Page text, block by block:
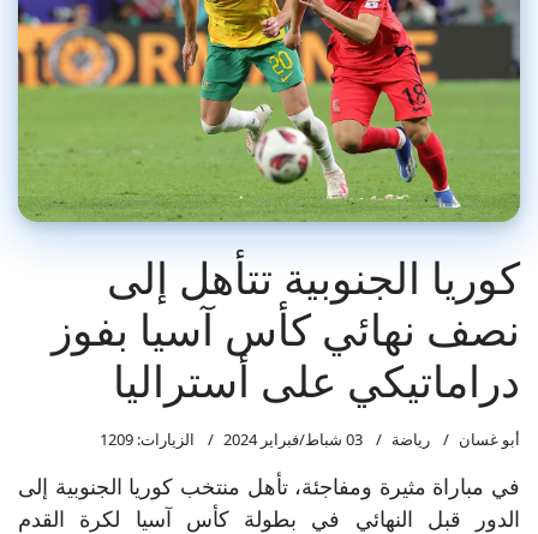
كوريا الجنوبية تتأهل إلى
نصف نهائي كأس آسيا بفوز
دراماتيكي على أستراليا
أبو غسان رياضة 03 شباط/فبراير 2024 الزيارات: 1209
في مباراة مثيرة ومفاجئة، تأهل منتخب كوريا الجنوبية إلى
الدور قبل النهائي في بطولة كأس آسيا لكرة القدم